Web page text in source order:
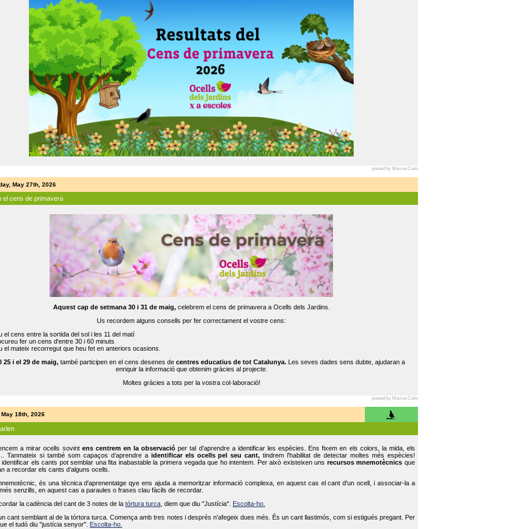
posted by Marina Cuito
May 27th, 2026
el cens de primavera
Aquest cap de setmana 30 i 31 de maig,celebrem el cens de primavera a Ocells dels Jardins.
Us recordem alguns consells per fer correctament el vostre cens:
el cens entre la sortida del sol i les 11 del matí
fer un cens d'entre 30 i 60 minuts
el mateix recorregut que heu fet en anteriors ocasions.
25 i el 29 de maig,també participen en el cens desenes de centres educatius de tot Catalunya.Les seves dades sens dubte, ajudaran a
enriquir la informació que obtenim gràcies al projecte.
Moltes gràcies a tots per la vostra col·laboració!
posted by Marina Cuito
May 18th, 2026
a mirar ocells sovint ens centrem en la observació per tal d’aprendre a identificar les espècies. Ens fixem en els colors, la mida, els
Tanmateix si també som capaços d’aprendre a identificar els ocells pel seu cant, tindrem l'habilitat de detectar moltes més espècies!
els cants pot semblar una fita inabastable la primera vegada que ho intentem. Per això existeixen uns recursos mnemotècnics que
a recordar els cants d’alguns ocells.
és una tècnica d'aprenentatge qye ens ajuda a memoritzar informació complexa, en aquest cas el cant d'un ocell, i associar-la a
senzills, en aquest cas a paraules o frases clau fàcils de recordar.
la cadència del cant de 3 notes de la tórtura turca , diem que diu "Justícia".
Escolta-ho.
cant semblant al de la tórtora turca. Comença amb tres notes i després n'afegeix dues més. És un cant llastimós, com si estigués pregant. Per
el tudó diu "justícia senyor".
Escolta-ho.